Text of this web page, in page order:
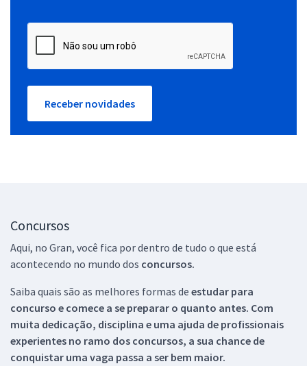
Receber novidades
Concursos
Aqui, no Gran, você fica por dentro de tudo o que está
acontecendo no mundo dos concursos.
Saiba quais são as melhores formas de estudar para
concurso e comece a se preparar o quanto antes. Com
muita dedicação, disciplina e uma ajuda de profissionais
experientes no ramo dos concursos, a sua chance de
conquistar uma vaga passa a ser bem maior.